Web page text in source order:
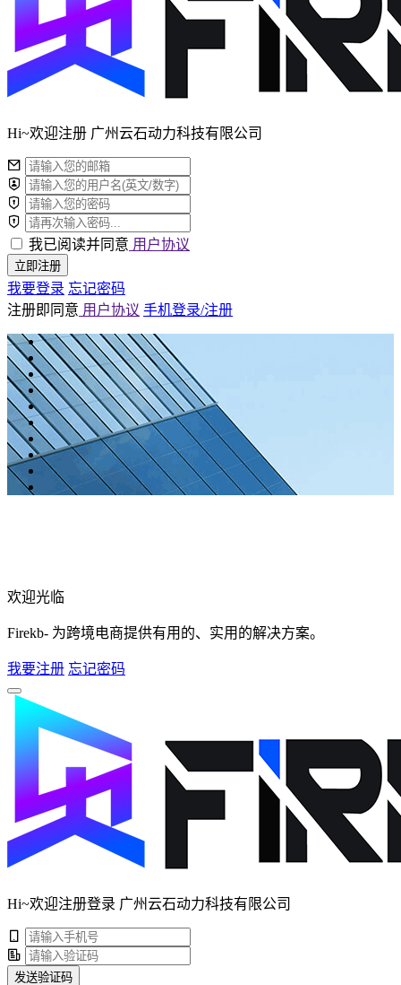
Hi~欢迎注册 广州云石动力科技有限公司
我已阅读并同意 用户协议
立即注册
我要登录 忘记密码
注册即同意 用户协议 手机登录/注册
欢迎光临
Firekb- 为跨境电商提供有用的、实用的解决方案。
我要注册 忘记密码
Hi~欢迎注册登录 广州云石动力科技有限公司
发送验证码